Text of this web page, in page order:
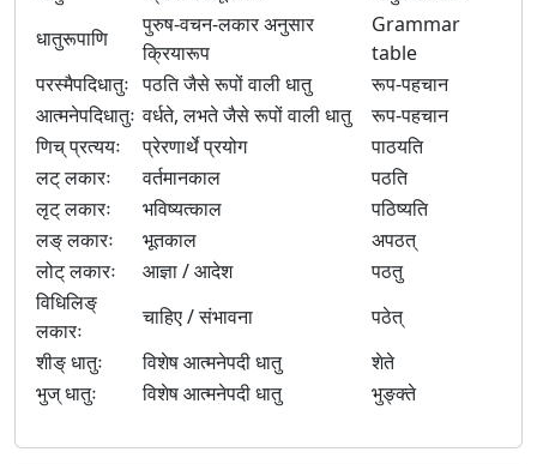
धातुरूपाणि
पुरुष-वचन-लकार अनुसार
क्रियारूप
Grammar
table
परस्मैपदिधातुः पठति जैसे रूपों वाली धातु
रूप-पहचान
आत्मनेपदिधातुः वर्धते, लभते जैसे रूपों वाली धातु
रूप-पहचान
णिच् प्रत्ययः
प्रेरणार्थे प्रयोग
पाठयति
लट् लकारः
वर्तमानकाल
पठति
लृट् लकारः
भविष्यत्काल
पठिष्यति
लङ् लकारः
भूतकाल
अपठत्
लोट् लकारः
आज्ञा / आदेश
पठतु
विधिलिङ्
लकारः
चाहिए / संभावना
पठेत्
शीङ् धातुः
विशेष आत्मनेपदी धातु
शेते
भुज् धातुः
विशेष आत्मनेपदी धातु भुङ्क्ते